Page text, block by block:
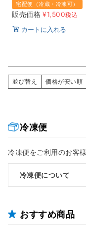
冷凍便
冷凍便をご利用のお客
冷凍便について
おすすめ商品
宅配便（冷蔵・冷凍可）
販売価格 ¥1,500税込
カートに入れる
並び替え 価格が安い順